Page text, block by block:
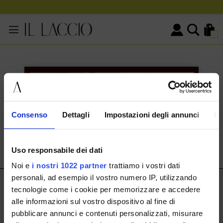
Consenso Dettagli Impostazioni degli annunci
Uso responsabile dei dati
Noi e i nostri 1022 partner trattiamo i vostri dati
personali, ad esempio il vostro numero IP, utilizzando
tecnologie come i cookie per memorizzare e accedere
alle informazioni sul vostro dispositivo al fine di
pubblicare annunci e contenuti personalizzati, misurare
0
KONTAKTINFORMATIONEN
Via Cassala 20 25126 Brescia
+393291008001
IL LACCIO
IL LACCIO